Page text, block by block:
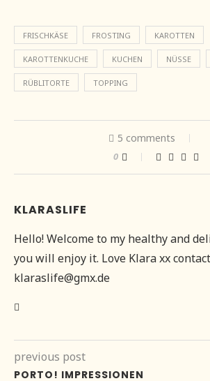
FRISCHKÄSE FROSTING KAROTTEN
KAROTTENKUCHE KUCHEN NÜSSE
RÜBLITORTE TOPPING
5 comments
0
KLARASLIFE
Hello! Welcome to my healthy and
you will enjoy it. Love Klara xx
klaraslife@gmx.de
previous post
PORTO! IMPRESSIONEN